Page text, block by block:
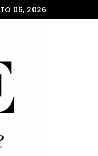
06, 2026